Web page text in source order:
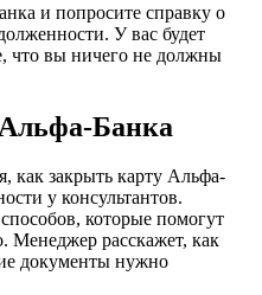
и попросите справку о
У вас будет
что вы ничего не должны
Банка
как закрыть карту Альфа-
у консультантов.
которые помогут
Менеджер расскажет, как
документы нужно